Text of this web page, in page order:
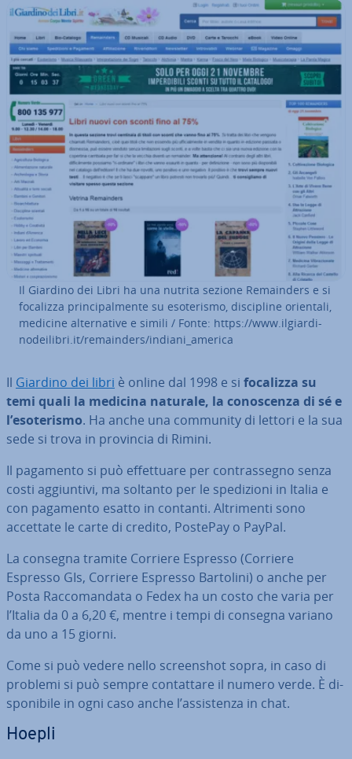
Il Giardino dei Libri ha una nutrita sezione Re­main­ders e si
focalizza prin­ci­pal­men­te su eso­te­ri­smo, di­sci­pli­ne orientali,
medicine al­ter­na­ti­ve e simili / Fonte: https://www.il­giar­di­
no­dei­li­bri.it/re­main­ders/indiani_america
Il Giardino dei libri è online dal 1998 e si focalizza su
temi quali la medicina naturale, la co­no­scen­za di sé e
l’eso­te­ri­smo. Ha anche una community di lettori e la sua
sede si trova in provincia di Rimini.
Il pagamento si può ef­fet­tua­re per con­tras­se­gno senza
costi ag­giun­ti­vi, ma soltanto per le spe­di­zio­ni in Italia e
con pagamento esatto in contanti. Al­tri­men­ti sono
accettate le carte di credito, PostePay o PayPal.
La consegna tramite Corriere Espresso (Corriere
Espresso GIs, Corriere Espresso Bartolini) o anche per
Posta Rac­co­man­da­ta o Fedex ha un costo che varia per
l’Italia da 0 a 6,20 €, mentre i tempi di consegna variano
da uno a 15 giorni.
Come si può vedere nello screen­shot sopra, in caso di
problemi si può sempre con­tat­ta­re il numero verde. È di­
spo­ni­bi­le in ogni caso anche l’as­si­sten­za in chat.
Hoepli